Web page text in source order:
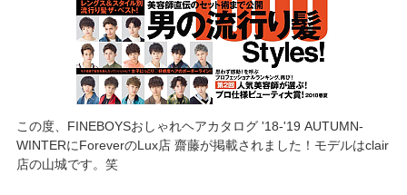
この度、FINEBOYSおしゃれヘアカタログ '18-'19 AUTUMN-
WINTERにForeverのLux店 齋藤が掲載されました！モデルはclair
店の山城です。笑